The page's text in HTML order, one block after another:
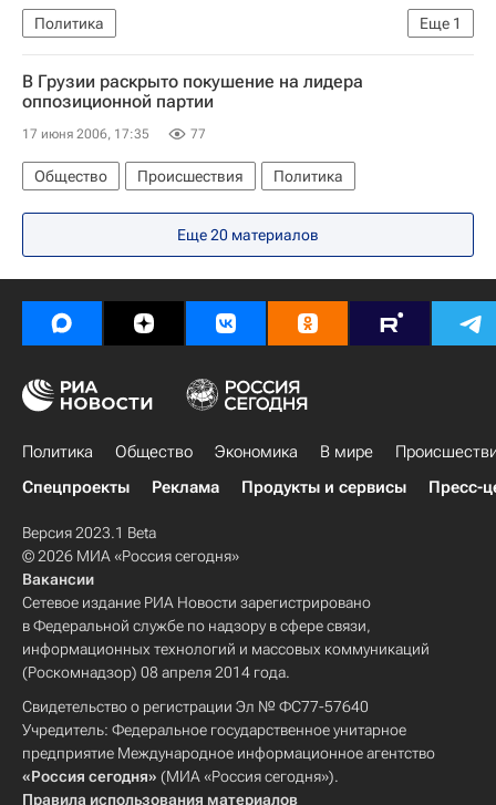
Еще 1
Политика
Второй саммит Совещания по взаимодействию и мерам доверия в Азии
В Грузии раскрыто покушение на лидера
оппозиционной партии
17 июня 2006, 17:35 77
Общество Происшествия Политика
Еще 20 материалов
Политика Общество Экономика В мире
Спецпроекты
Реклама Продукты и сервисы Пресс-
Версия 2023.1 Beta
© 2026 МИА «Россия сегодня»
Вакансии
Сетевое издание РИА Новости зарегистрировано
в Федеральной службе по надзору в сфере связи,
информационных технологий и массовых коммуникаций
(Роскомнадзор) 08 апреля 2014 года.
Свидетельство о регистрации Эл № ФС77-57640
Учредитель: Федеральное государственное унитарное
предприятие Международное информационное агентство
«Россия сегодня» (МИА «Россия сегодня»).
Правила использования материалов